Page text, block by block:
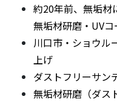
約20年前、無垢材
無垢材研磨・UVコ
川口市・ショウル
上げ
ダストフリーサン
無垢材研磨（ダス